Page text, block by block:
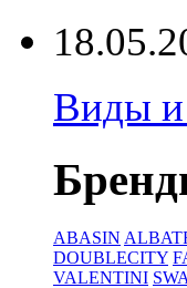
Виды и
ABASIN
DOUBLECITY
VALENTINI